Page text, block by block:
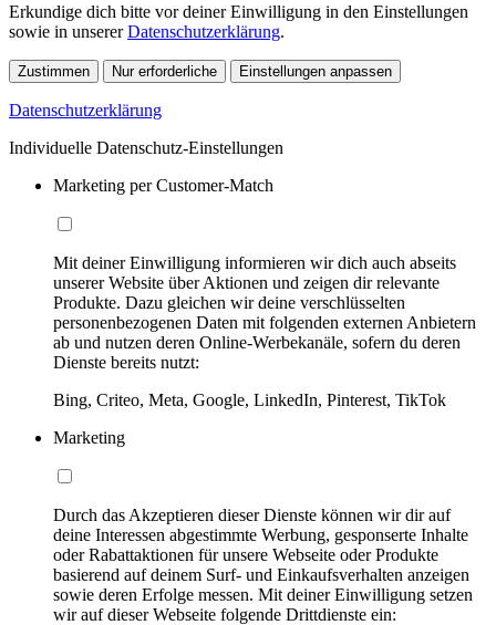
Erkundige dich bitte vor deiner Einwilligung in den Einstellungen
sowie in unsererDatenschutzerklärung.
Zustimmen Nur erforderliche Einstellungen anpassen
Datenschutzerklärung
Individuelle Datenschutz-Einstellungen
Marketing per Customer-Match
Mit deiner Einwilligung informieren wir dich auch abseits
unserer Website über Aktionen und zeigen dir relevante
Produkte. Dazu gleichen wir deine verschlüsselten
personenbezogenen Daten mit folgenden externen Anbietern
ab und nutzen deren Online-Werbekanäle, sofern du deren
Dienste bereits nutzt:
Bing, Criteo, Meta, Google, LinkedIn, Pinterest, TikTok
Marketing
Durch das Akzeptieren dieser Dienste können wir dir auf
deine Interessen abgestimmte Werbung, gesponserte Inhalte
oder Rabattaktionen für unsere Webseite oder Produkte
basierend auf deinem Surf- und Einkaufsverhalten anzeigen
sowie deren Erfolge messen. Mit deiner Einwilligung setzen
wir auf dieser Webseite folgende Drittdienste ein: